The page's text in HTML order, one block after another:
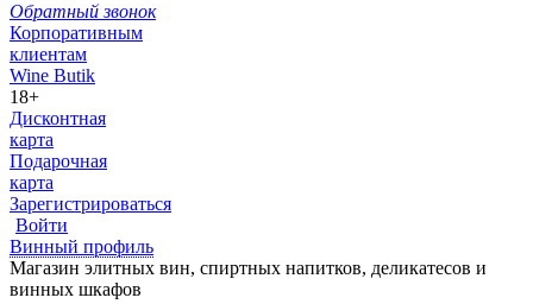
Обратный звонок
Корпоративным
клиентам
Wine Butik
18+
Дисконтная
карта
Подарочная
карта
Зарегистрироваться
Войти
Винный профиль
Магазин элитных вин, спиртных напитков, деликатесов и
винных шкафов